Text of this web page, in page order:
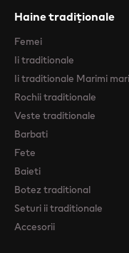
Haine tradiționale
Femei
Ii traditionale
Ii traditionale Marimi mari
Rochii traditionale
Veste traditionale
Barbati
Fete
Baieti
Botez traditional
Seturi ii traditionale
Accesorii